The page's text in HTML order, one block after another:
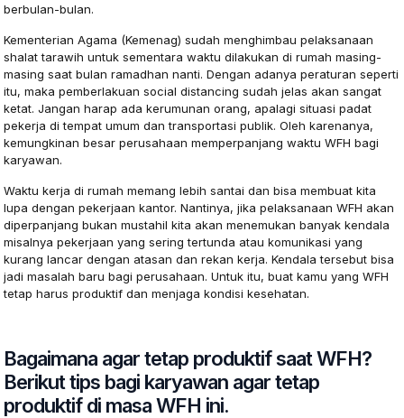
berbulan-bulan.
Kementerian Agama (Kemenag) sudah menghimbau pelaksanaan
shalat tarawih untuk sementara waktu dilakukan di rumah masing-
masing saat bulan ramadhan nanti. Dengan adanya peraturan seperti
itu, maka pemberlakuan social distancing sudah jelas akan sangat
ketat. Jangan harap ada kerumunan orang, apalagi situasi padat
pekerja di tempat umum dan transportasi publik. Oleh karenanya,
kemungkinan besar perusahaan memperpanjang waktu WFH bagi
karyawan.
Waktu kerja di rumah memang lebih santai dan bisa membuat kita
lupa dengan pekerjaan kantor. Nantinya, jika pelaksanaan WFH akan
diperpanjang bukan mustahil kita akan menemukan banyak kendala
misalnya pekerjaan yang sering tertunda atau komunikasi yang
kurang lancar dengan atasan dan rekan kerja. Kendala tersebut bisa
jadi masalah baru bagi perusahaan. Untuk itu, buat kamu yang WFH
tetap harus produktif dan menjaga kondisi kesehatan.
Bagaimana agar tetap produktif saat WFH?
Berikut tips bagi karyawan agar tetap
produktif di masa WFH ini.